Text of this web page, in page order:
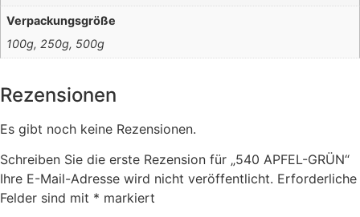
Verpackungsgröße
100g, 250g, 500g
Rezensionen
Es gibt noch keine Rezensionen.
Schreiben Sie die erste Rezension für „540 APFEL-GRÜN“
Ihre E-Mail-Adresse wird nicht veröffentlicht. Erforderliche
Felder sind mit * markiert